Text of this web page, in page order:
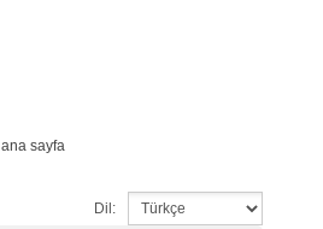
sayfa
Dil: